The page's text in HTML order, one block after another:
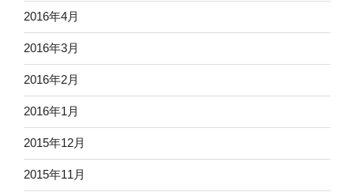
2016年4月
2016年3月
2016年2月
2016年1月
2015年12月
2015年11月